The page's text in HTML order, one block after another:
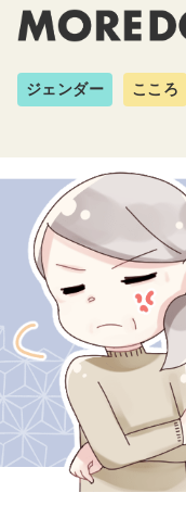
ジェンダー こころ